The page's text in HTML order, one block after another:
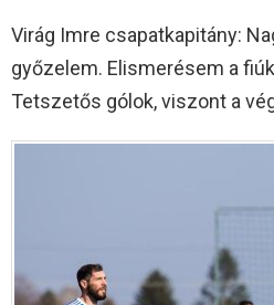
Virág Imre csapatkapitány:
győzelem. Elismerésem a
Tetszetős gólok, viszont a